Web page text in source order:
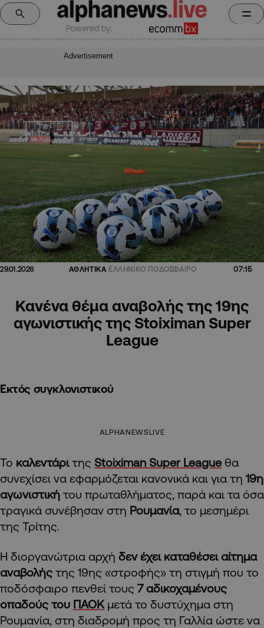
Powered by:
Advertisement
29.01.2026 ΑΘΛΗΤΙΚΑ ΕΛΛΗΝΙΚΟ ΠΟΔΟΣΦΑΙΡΟ 07:15
Κανένα θέμα αναβολής της 19ης
αγωνιστικής της Stoiximan Super
League
Εκτός συγκλονιστικού
ALPHANEWSLIVE
Το καλεντάριτης Stoiximan Super Leagueθα
συνεχίσει να εφαρμόζεται κανονικά και για τη 19η
αγωνιστική του πρωταθλήματος, παρά και τα όσα
τραγικά συνέβησαν στη Ρουμανία, το μεσημέρι
της Τρίτης.
Η διοργανώτρια αρχή δεν έχει καταθέσει αίτημα
αναβολής της 19ης «στροφής» τη στιγμή που το
ποδόσφαιρο πενθεί τους 7 αδικοχαμένους
οπαδούς του ΠΑΟΚμετά το δυστύχημα στη
Ρουμανία, στη διαδρομή προς τη Γαλλία ώστε να